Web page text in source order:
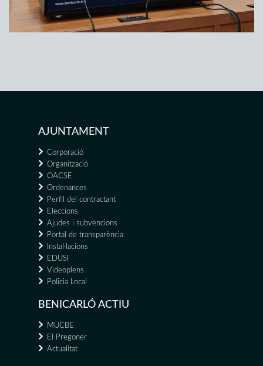
AJUNTAMENT
Corporació
Organització
OACSE
Ordenances
Perfil del contractant
Eleccions
Ajudes i subvencions
Portal de transparència
Instal·lacions
EDUSI
Videoplens
Policia Local
BENICARLÓ ACTIU
MUCBE
El Pregoner
Actualitat